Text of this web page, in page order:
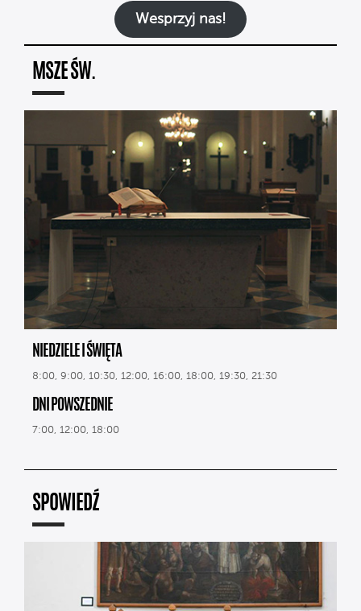
Wesprzyj nas!
MSZE ŚW.
NIEDZIELE I ŚWIĘTA
8:00, 9:00, 10:30, 12:00, 16:00, 18:00, 19:30, 21:30
DNI POWSZEDNIE
7:00, 12:00, 18:00
SPOWIEDŹ